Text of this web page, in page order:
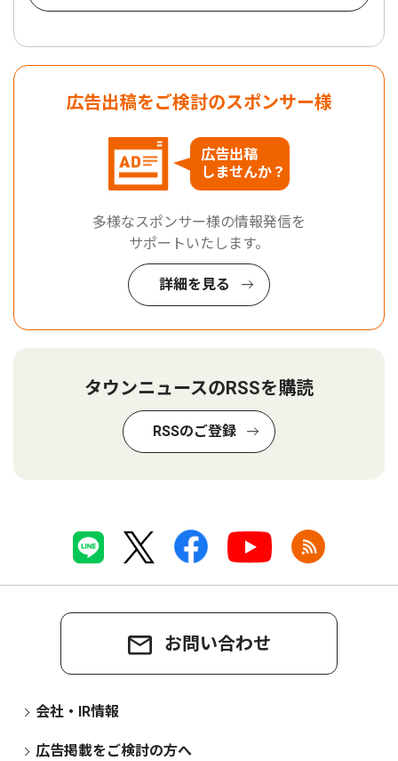
広告出稿をご検討のスポンサー様
広告出稿
しませんか？
多様なスポンサー様の情報発信を
サポートいたします。
詳細を見る
タウンニュースのRSSを購読
RSSのご登録
お問い合わせ
会社・IR情報
広告掲載をご検討の方へ